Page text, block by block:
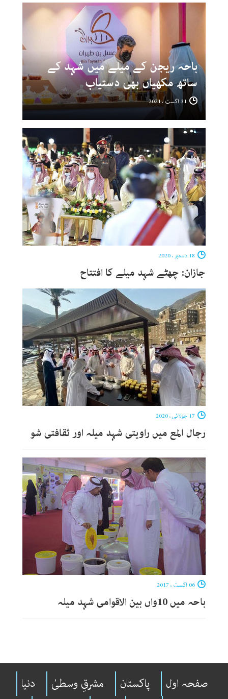
باحہ ریجن کے میلے میں شہد کے
ساتھ مکھیاں بھی دستیاب
جازان: چھٹے شہد میلے کا افتتاح
​رجال المع میں راویتی شہد میلہ اور ثقافتی شو
باحہ میں 10واں بین الاقوامی شہد میلہ
صفحہ اول پاکستان مشرقِ وسطیٰ دنیا